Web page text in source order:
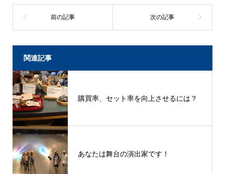
関連記事
購買率、セット率を向上させるには？
あなたは舞台の演出家です！